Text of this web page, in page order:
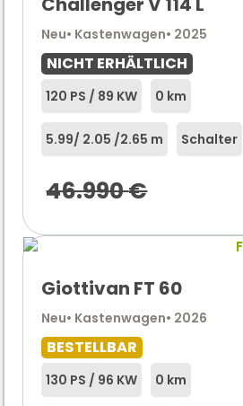
Neu• Kastenwagen• 2025
NICHT ERHÄLTLICH
120 PS / 89 KW 0 km
5.99/ 2.05 /2.65 m Schalter
46.990€
Giottivan FT 60
Neu• Kastenwagen• 2026
BESTELLBAR
130 PS / 96 KW 0 km